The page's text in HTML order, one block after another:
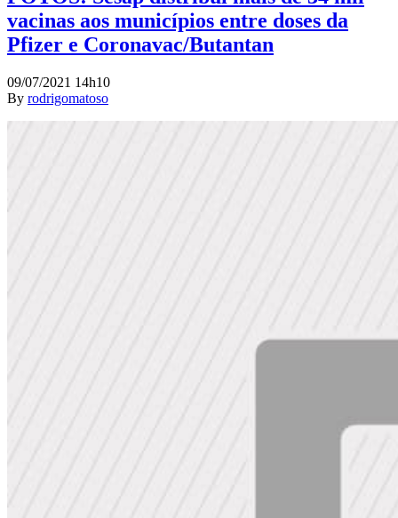
vacinas aos municípios entre doses da
Pfizer e Coronavac/Butantan
09/07/2021 14h10
By rodrigomatoso